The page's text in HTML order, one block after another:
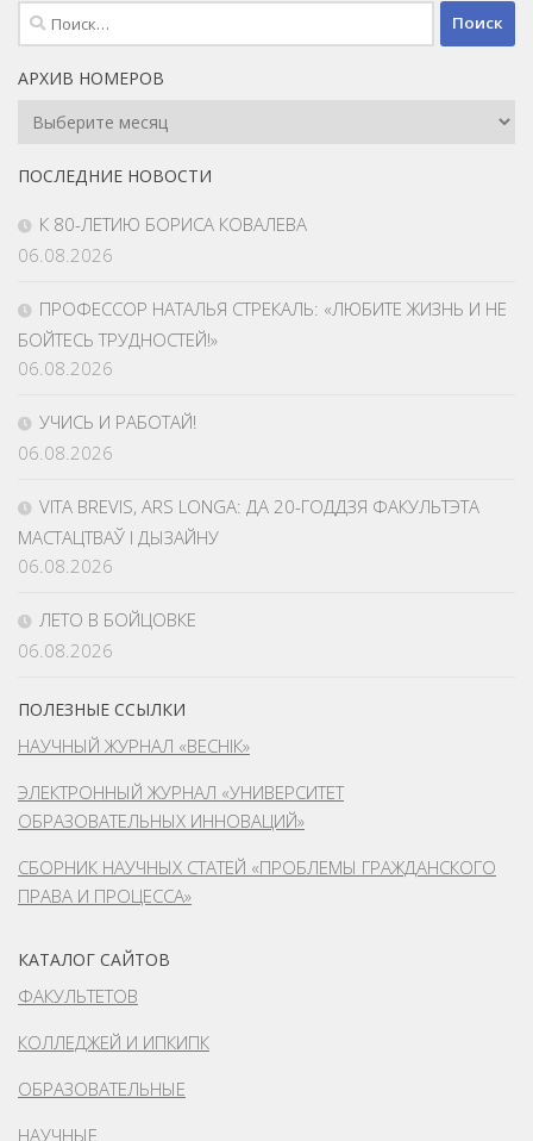
Найти:
АРХИВ НОМЕРОВ
Архив
Номеров
ПОСЛЕДНИЕ НОВОСТИ
К 80-ЛЕТИЮ БОРИСА КОВАЛЕВА
06.08.2026
ПРОФЕССОР НАТАЛЬЯ СТРЕКАЛЬ: «ЛЮБИТЕ ЖИЗНЬ И НЕ
БОЙТЕСЬ ТРУДНОСТЕЙ!»
06.08.2026
УЧИСЬ И РАБОТАЙ!
06.08.2026
VITA BREVIS, ARS LONGA: ДА 20-ГОДДЗЯ ФАКУЛЬТЭТА
МАСТАЦТВАЎ І ДЫЗАЙНУ
06.08.2026
ЛЕТО В БОЙЦОВКЕ
06.08.2026
ПОЛЕЗНЫЕ ССЫЛКИ
НАУЧНЫЙ ЖУРНАЛ «ВЕСНІК»
ЭЛЕКТРОННЫЙ ЖУРНАЛ «УНИВЕРСИТЕТ
ОБРАЗОВАТЕЛЬНЫХ ИННОВАЦИЙ»
СБОРНИК НАУЧНЫХ СТАТЕЙ «ПРОБЛЕМЫ ГРАЖДАНСКОГО
ПРАВА И ПРОЦЕССА»
КАТАЛОГ САЙТОВ
ФАКУЛЬТЕТОВ
КОЛЛЕДЖЕЙ И ИПКИПК
ОБРАЗОВАТЕЛЬНЫЕ
НАУЧНЫЕ